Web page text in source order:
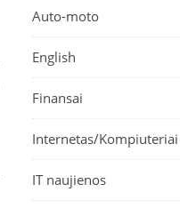
Auto-moto
English
Finansai
Internetas/Kompiuteriai
IT naujienos